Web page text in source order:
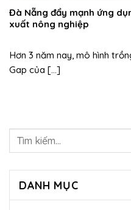
Đà Nẵng đẩy mạnh ứng
xuất nông nghiệp
Hơn 3 năm nay, mô hình
Gap của [...]
DANH MỤC